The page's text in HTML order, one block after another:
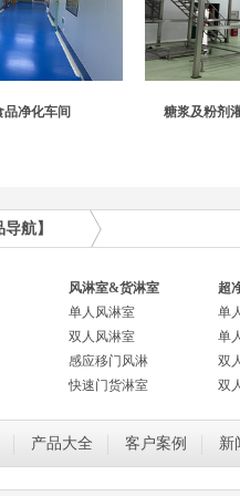
品净化车间 糖浆及粉剂
航】
风淋室&货淋室
单人风淋室
双人风淋室
感应移门风淋
快速门货淋室
超
单
单
双
双
产品大全 客户案例 新